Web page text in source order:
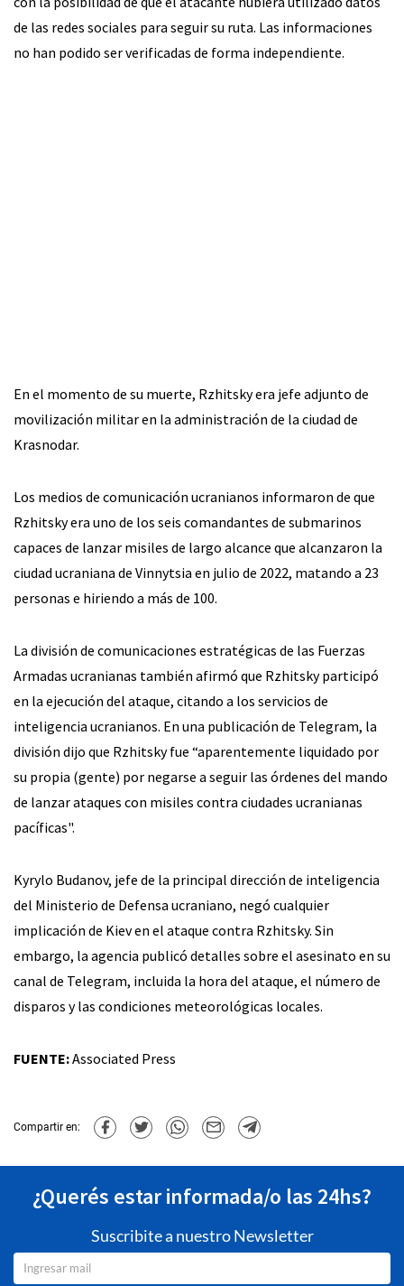
de las redes sociales para seguir su ruta. Las informaciones
no han podido ser verificadas de forma independiente.
En el momento de su muerte, Rzhitsky era jefe adjunto de
movilización militar en la administración de la ciudad de
Krasnodar.
Los medios de comunicación ucranianos informaron de que
Rzhitsky era uno de los seis comandantes de submarinos
capaces de lanzar misiles de largo alcance que alcanzaron la
ciudad ucraniana de Vinnytsia en julio de 2022, matando a 23
personas e hiriendo a más de 100.
La división de comunicaciones estratégicas de las Fuerzas
Armadas ucranianas también afirmó que Rzhitsky participó
en la ejecución del ataque, citando a los servicios de
inteligencia ucranianos. En una publicación de Telegram, la
división dijo que Rzhitsky fue “aparentemente liquidado por
su propia (gente) por negarse a seguir las órdenes del mando
de lanzar ataques con misiles contra ciudades ucranianas
pacíficas".
Kyrylo Budanov, jefe de la principal dirección de inteligencia
del Ministerio de Defensa ucraniano, negó cualquier
implicación de Kiev en el ataque contra Rzhitsky. Sin
embargo, la agencia publicó detalles sobre el asesinato en su
canal de Telegram, incluida la hora del ataque, el número de
disparos y las condiciones meteorológicas locales.
FUENTE:Associated Press
Compartir en:
¿Querés estar informada/o las 24hs?
Suscribite a nuestro Newsletter